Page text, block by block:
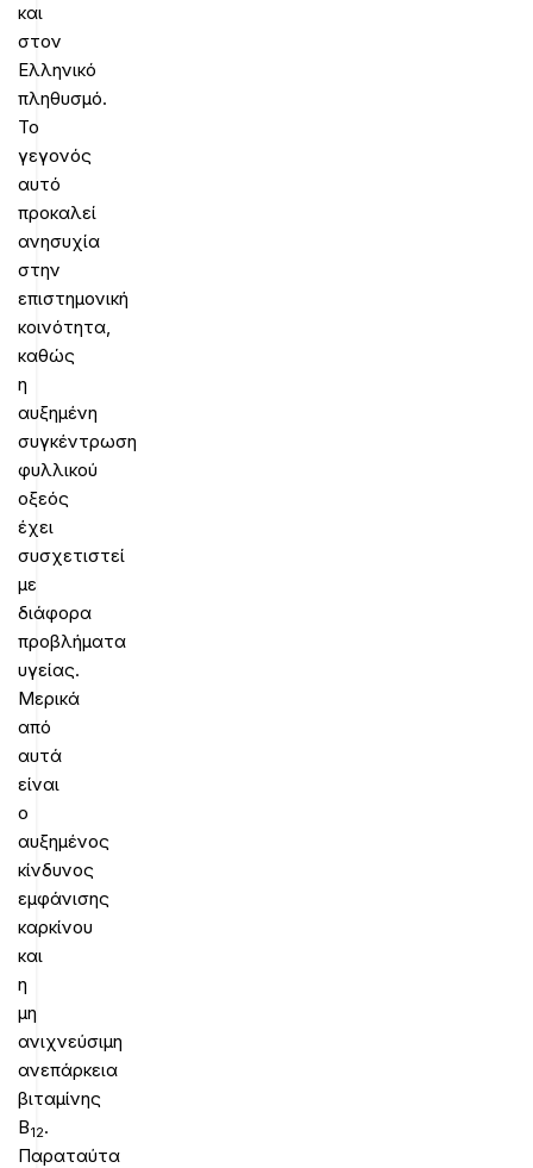
και
στον
Ελληνικό
πληθυσμό.
Το
γεγονός
αυτό
προκαλεί
ανησυχία
στην
επιστημονική
κοινότητα,
καθώς
η
αυξημένη
συγκέντρωση
φυλλικού
οξεός
έχει
συσχετιστεί
με
διάφορα
προβλήματα
υγείας.
Μερικά
από
αυτά
είναι
ο
αυξημένος
κίνδυνος
εμφάνισης
καρκίνου
και
η
μη
ανιχνεύσιμη
ανεπάρκεια
βιταμίνης
Β12.
Παραταύτα